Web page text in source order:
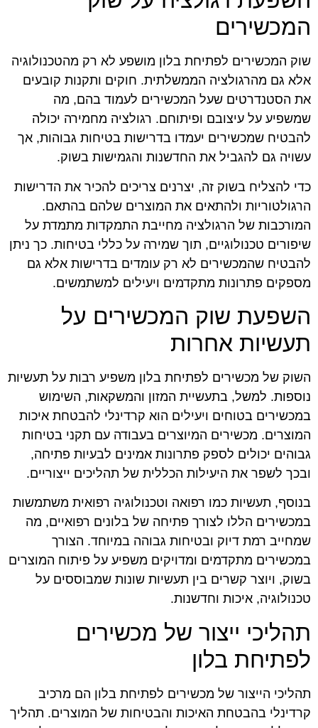
המכשירים
שוק המכשירים לפתיחת בלון מושפע לא רק מהטכנולוגיה
אלא גם מהרגולציה הממשלתית. חוקים ותקנות קובעים
את הסטנדרטים שעל המכשירים לעמוד בהם, מה
שמשפיע על עיצובם ופיתוחם. רגולציה מחמירה יכולה
להבטיח שמכשירים יעמדו בדרישות בטיחות גבוהות, אך
עשויה גם להגביל את החדשנות והגמישות בשוק.
כדי להצליח בשוק זה, יצרנים צריכים להכיר את הדרישות
הרגולטוריות ולהתאים את המוצרים שלהם בהתאם.
המורכבות של הרגולציה מחייבת התמקדות מתמדת על
שיפורים טכנולוגיים, תוך שמירה על כללי בטיחות. כך ניתן
להבטיח שהמכשירים לא רק עומדים בדרישות אלא גם
מספקים פתרונות מתקדמים ויעילים למשתמשים.
השפעת שוק המכשירים על
תעשיות אחרות
השוק של מכשירים לפתיחת בלון משפיע רבות על תעשיות
נוספות. למשל, בתעשיית המזון והמשקאות, השימוש
במכשירים בטוחים ויעילים הוא קרדינלי להבטחת איכות
המוצרים. מכשירים המיוצרים בעבודה עם תקני בטיחות
גבוהים יכולים לספק פתרונות אמינים לבעיות פתיחה,
ובכך לשפר את היעילות הכללית של תהליכים ייצוריים.
בנוסף, תעשיות כמו רפואה וטכנולוגיה רפואית משתמשות
במכשירים הללו לצורך פתיחה של בלונים רפואיים, מה
שמחייב רמת דיוק ובטיחות גבוהה במיוחד. הצורך
במכשירים מתקדמים ומדויקים משפיע על פיתוח המוצרים
בשוק, ויוצר קשרים בין תעשיות שונות שמבוססים על
טכנולוגיה, איכות וחדשנות.
תהליכי ייצור של מכשירים
לפתיחת בלון
תהליכי הייצור של מכשירים לפתיחת בלון הם מרכיב
קרדינלי בהבטחת האיכות והבטיחות של המוצרים. תהליך